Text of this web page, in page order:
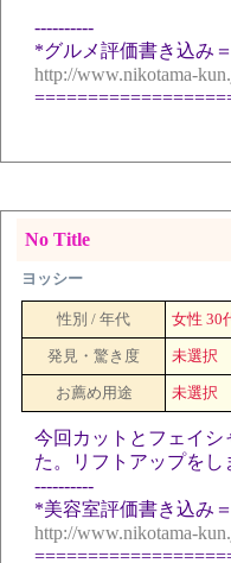
----------
*グルメ評価書き込み
http://www.nikotama-
No Title
ヨッシー
性別 / 年代 女性 30
発見・驚き度 未選択
お薦め用途 未選択
今回カットとフェイシ
た。リフトアップをし
----------
*美容室評価書き込み＝
http://www.nikotama-